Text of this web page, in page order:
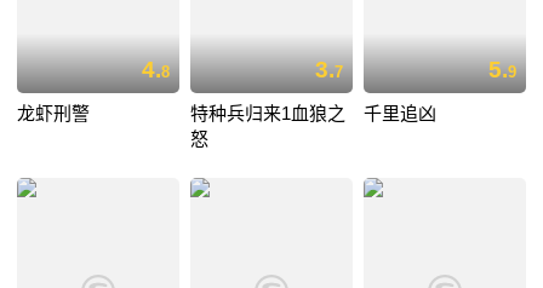
4.8
龙虾刑警
3.7
特种兵归来1血狼之
怒
5.9
千里追凶